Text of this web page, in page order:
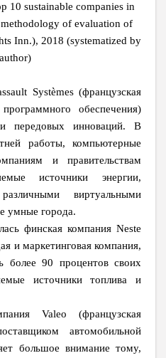
10 sustainable companies in
of evaluation of
Inn.), 2018 (systematized by
Systèmes (французская
обеспечения)
передовых инноваций. В
работы, компьютерные
и правительствам
источники энергии,
виртуальными
умные города.
финская компания Neste
и маркетинговая компания,
более 90 процентов своих
источники топлива и
Valeo (французская
автомобильной
большое внимание тому,